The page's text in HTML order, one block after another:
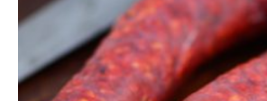
む「ハッ
コラ」
ラ
イ
フ
を
楽
し
む